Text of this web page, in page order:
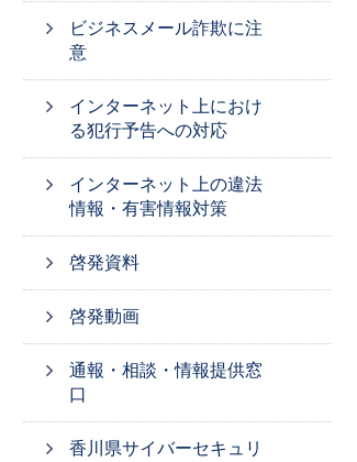
ビジネスメール詐欺に注
意
インターネット上におけ
る犯行予告への対応
インターネット上の違法
情報・有害情報対策
啓発資料
啓発動画
通報・相談・情報提供窓
口
香川県サイバーセキュリ